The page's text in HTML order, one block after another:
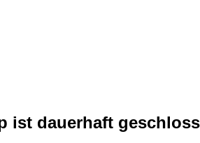
ist dauerhaft